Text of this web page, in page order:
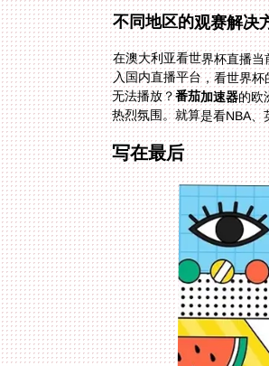
不同地区的观赛解决
在澳大利亚看世界杯直播
无法播放？番茄加速器的欧
热烈氛围。就算是看NBA
写在最后